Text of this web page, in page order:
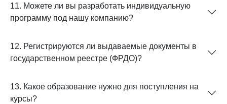
11. Можете ли вы разработать индивидуальную
программу под нашу компанию?
12. Регистрируются ли выдаваемые документы в
государственном реестре (ФРДО)?
13. Какое образование нужно для поступления на
курсы?